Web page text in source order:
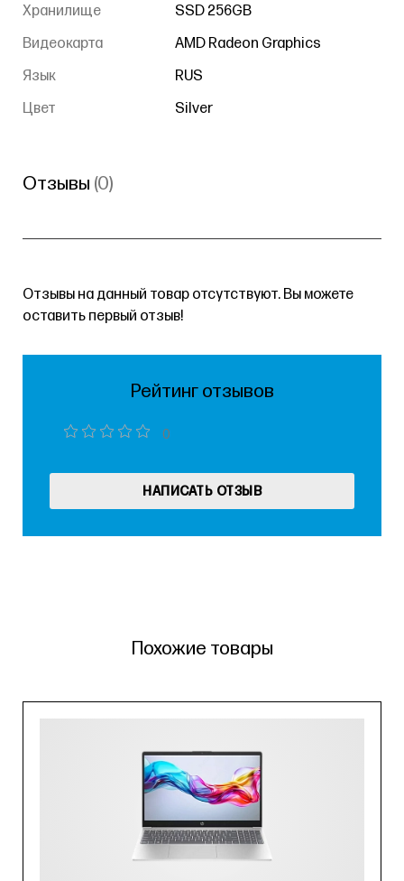
Хранилище
SSD 256GB
Видеокарта
AMD Radeon Graphics
Язык
RUS
Цвет
Silver
Отзывы (0)
Отзывы на данный товар отсутствуют. Вы можете
оставить первый отзыв!
Рейтинг отзывов
0
НАПИСАТЬ ОТЗЫВ
Похожие товары